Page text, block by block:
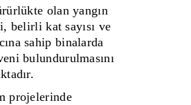
olan yangın
belirli kat sayısı ve
sahip binalarda
bulundurulmasını
projelerinde